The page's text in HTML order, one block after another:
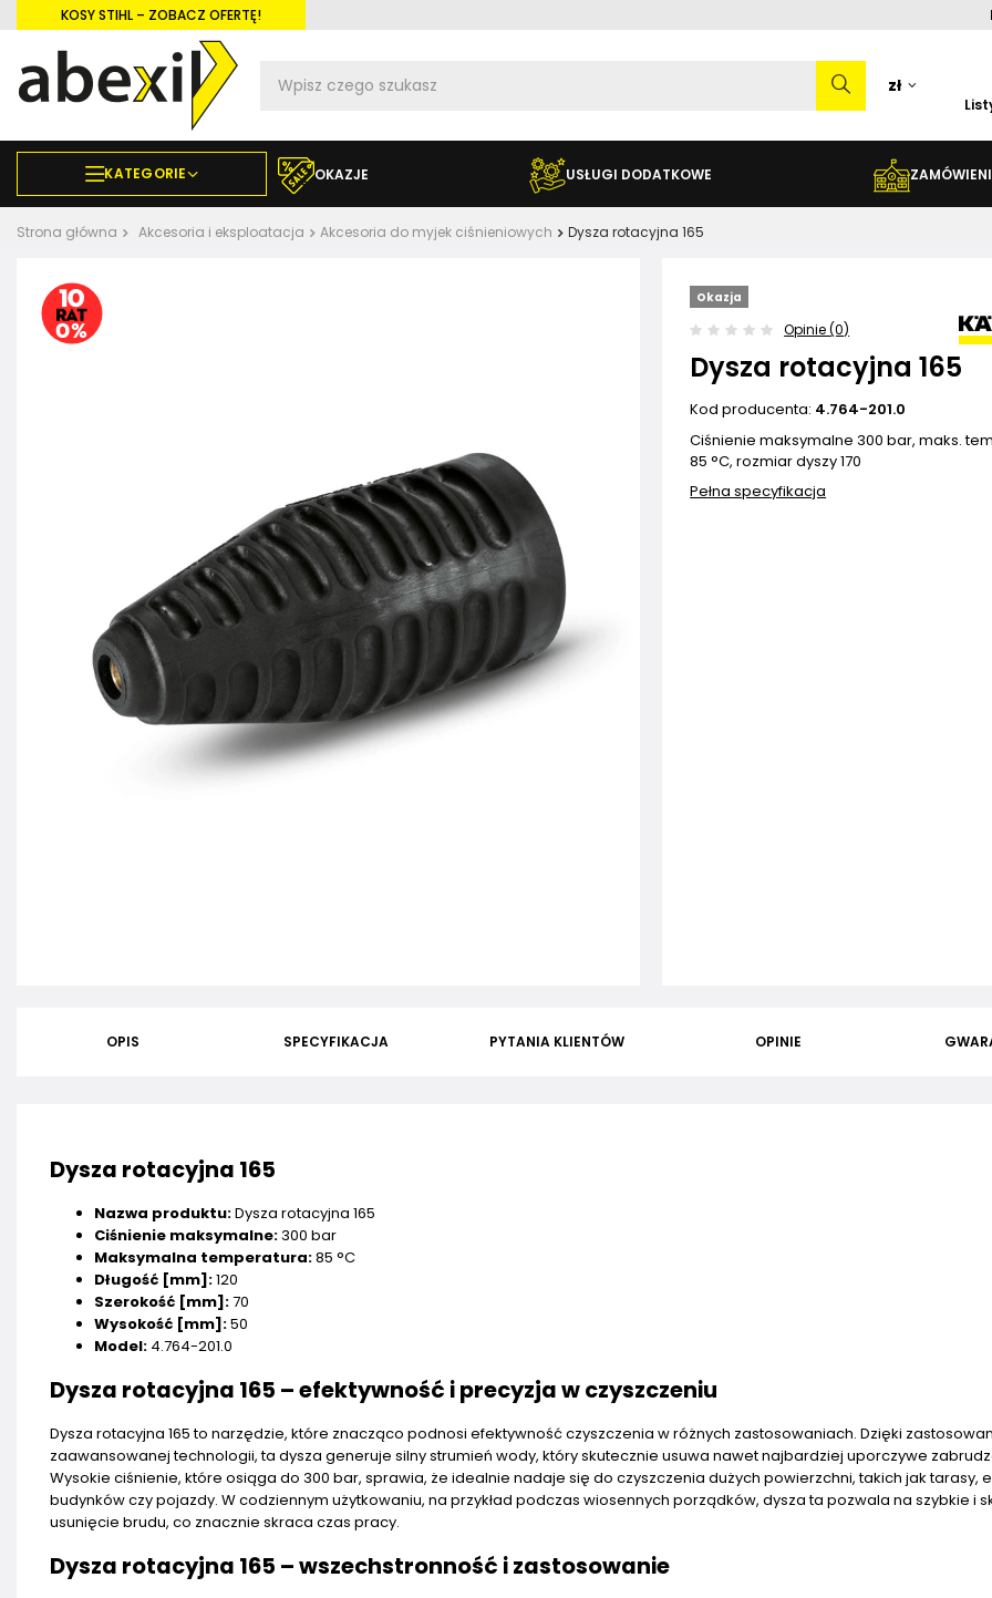
KOSY STIHL – ZOBACZ OFERTĘ!
zł
KATEGORIE OKAZJE USŁUGI DODATKOWE
Strona główna Akcesoria i eksploatacja Akcesoria do myjek ciśnieniowych Dysza rotacyjna 165
Okazja
Opinie (0)
Dysza rotacyjna 165
Kod producenta: 4.764-201.0
Ciśnienie maksymalne 300 bar, maks.
85 °C, rozmiar dyszy 170
Pełna specyfikacja
OPIS SPECYFIKACJA PYTANIA KLIENTÓW OPINIE
Dysza rotacyjna 165
Nazwa produktu:Dysza rotacyjna 165
Ciśnienie maksymalne:300 bar
Maksymalna temperatura:85 °C
Długość [mm]:120
Szerokość [mm]:70
Wysokość [mm]:50
Model: 4.764-201.0
Dysza rotacyjna 165 – efektywność i precyzja w czyszczeniu
Dysza rotacyjna 165 to narzędzie, które znacząco podnosi efektywność czyszczenia w różnych zastosowaniach. Dzięki
zaawansowanej technologii, ta dysza generuje silny strumień wody, który skutecznie usuwa nawet najbardziej uporczywe
Wysokie ciśnienie, które osiąga do 300 bar, sprawia, że idealnie nadaje się do czyszczenia dużych powierzchni, takich jak tarasy,
budynków czy pojazdy. W codziennym użytkowaniu, na przykład podczas wiosennych porządków, dysza ta pozwala na szybkie i
usunięcie brudu, co znacznie skraca czas pracy.
Dysza rotacyjna 165 – wszechstronność i zastosowanie